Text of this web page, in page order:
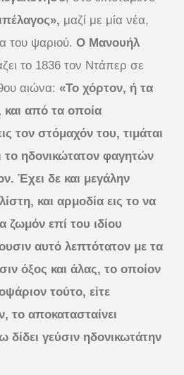
μαζί με μία νέα,
του ψαριού. Ο Μανουήλ
το 1836 τον Ντάπερ σε
αιώνα: «Το χόρτον, ή τα
από τα οποία
τον στόμαχόν του, τιμάται
το ηδονικώτατον φαγητών
Έχει δε και μεγάλην
και αρμοδία εις το να
ζωμόν επί του ιδίου
αυτό λεπτότατον με τα
όξος και άλας, το οποίον
τούτο, είτε
το αποκατασταίνει
δίδει γεύσιν ηδονικωτάτην